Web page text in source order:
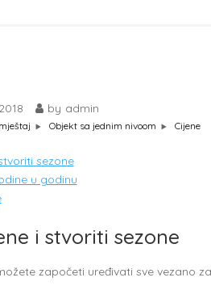
by admin
Objekt sa jednim nivoom Cijene
sezone
u godinu
i stvoriti sezone
započeti uređivati sve vezano